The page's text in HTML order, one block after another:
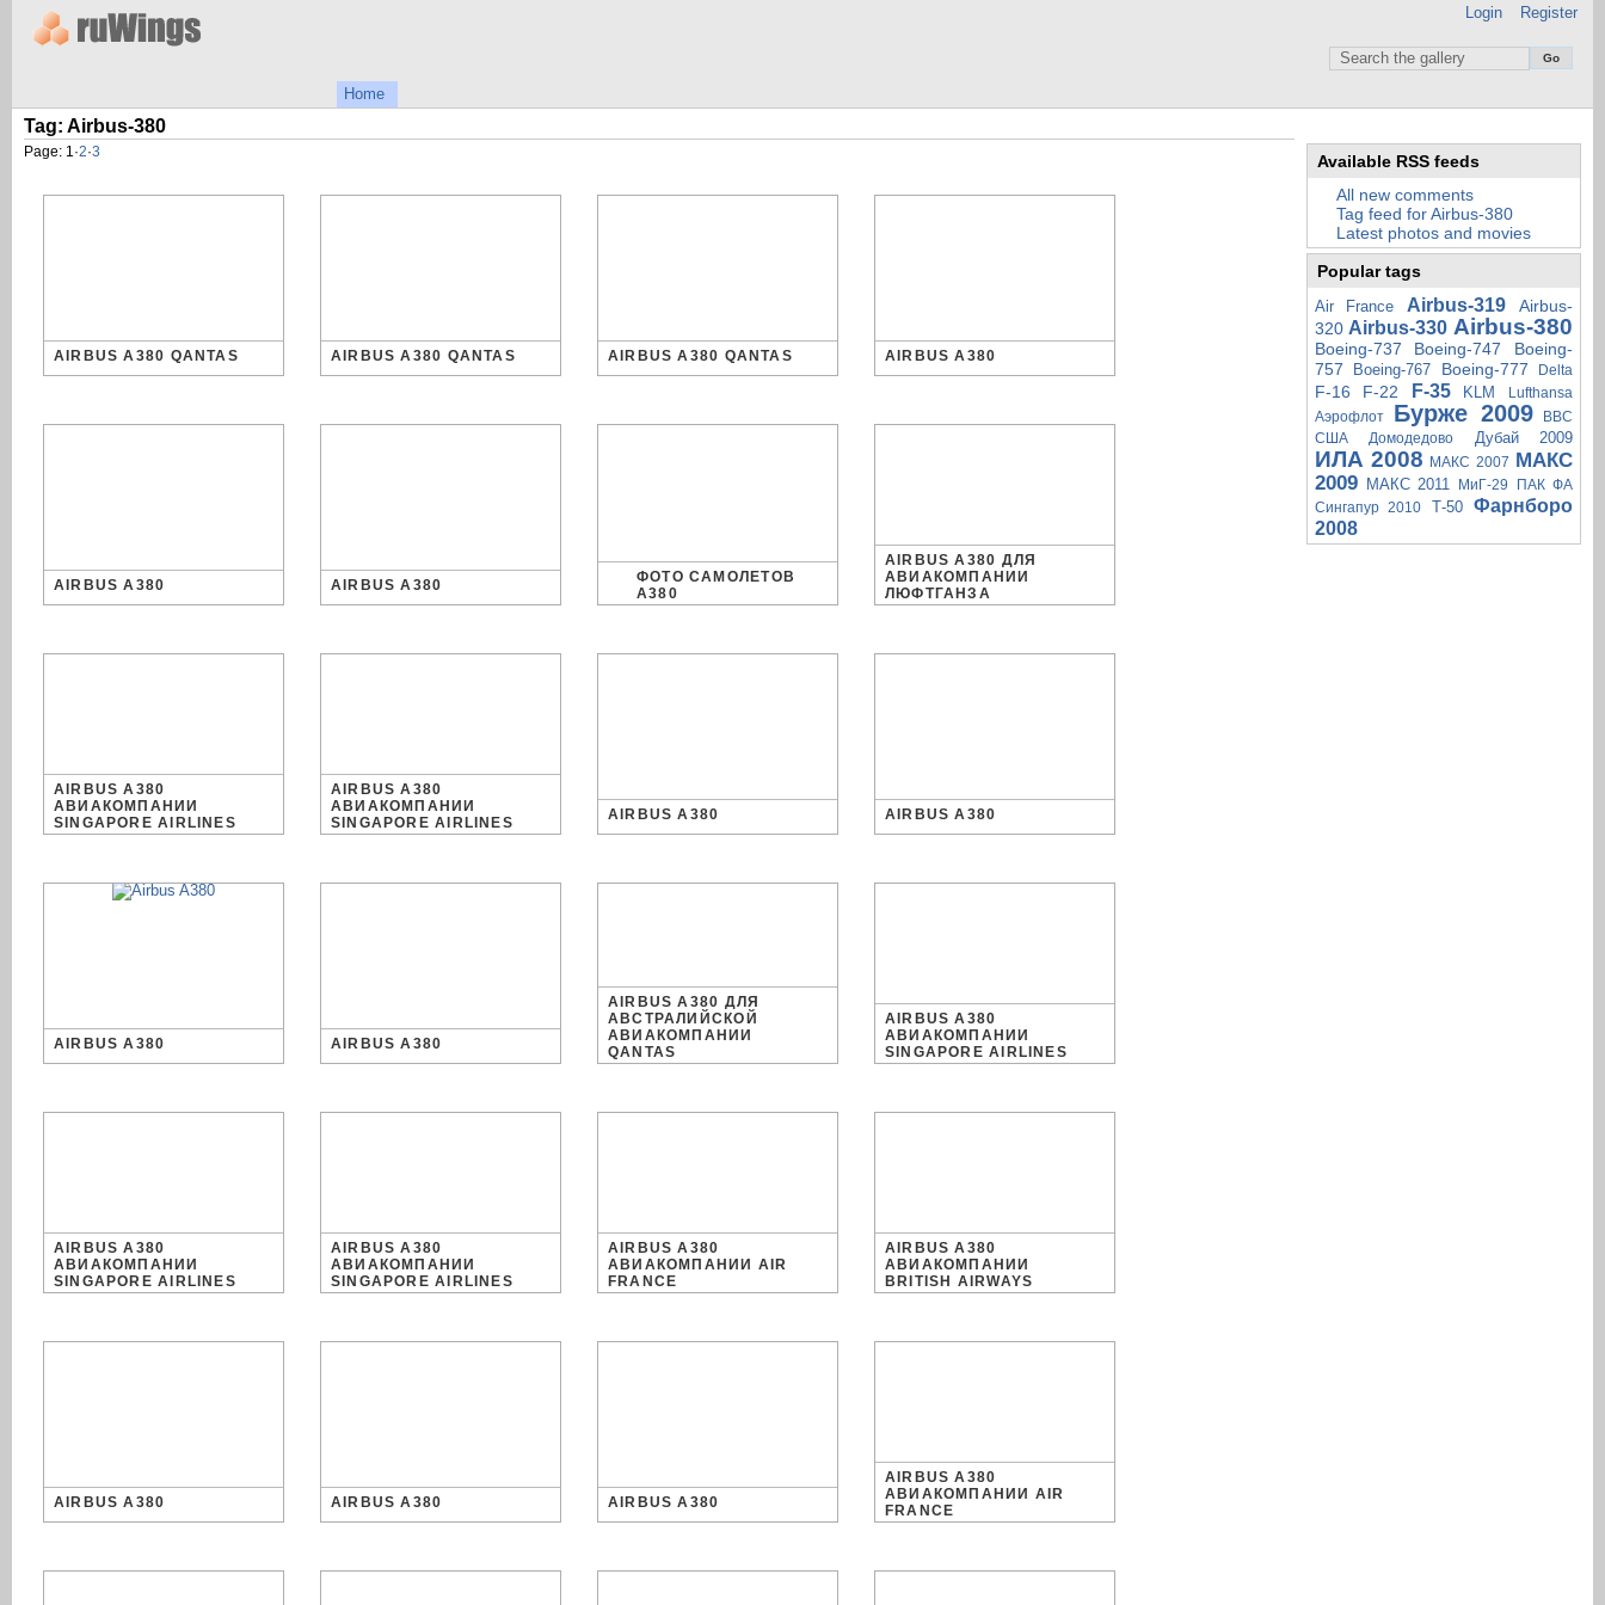
Home
Login Register
Available RSS feeds
All new comments
Tag feed for Airbus-380
Latest photos and movies
Popular tags
Air France Airbus-319
Airbus-
320 Airbus-330 Airbus-380
Boeing-737 Boeing-747
Boeing-
757
Boeing-767 Boeing-777 Delta
F-16 F-22 F-35 KLM
Lufthansa
Аэрофлот
Бурже 2009
ВВС
США
Домодедово Дубай 2009
ИЛА 2008 МАКС 2007 МАКС
2009
МАКС 2011 МиГ-29
ПАК ФА
Сингапур 2010
Т-50 Фарнборо
2008
Tag: Airbus-380
Page: 1 ·2·3
AIRBUS A380 QANTAS AIRBUS A380 QANTAS AIRBUS A380 QANTAS AIRBUS A380
AIRBUS A380 AIRBUS A380
ФОТО САМОЛЕТОВ
A380
AIRBUS A380 ДЛЯ
АВИАКОМПАНИИ
ЛЮФТГАНЗА
AIRBUS A380
АВИАКОМПАНИИ
SINGAPORE AIRLINES
AIRBUS A380
АВИАКОМПАНИИ
SINGAPORE AIRLINES
AIRBUS A380 AIRBUS A380
AIRBUS A380 AIRBUS A380
AIRBUS A380 ДЛЯ
АВСТРАЛИЙСКОЙ
АВИАКОМПАНИИ
QANTAS
AIRBUS A380
АВИАКОМПАНИИ
SINGAPORE AIRLINES
AIRBUS A380
АВИАКОМПАНИИ
SINGAPORE AIRLINES
AIRBUS A380
АВИАКОМПАНИИ
SINGAPORE AIRLINES
AIRBUS A380
АВИАКОМПАНИИ AIR
FRANCE
AIRBUS A380
АВИАКОМПАНИИ
BRITISH AIRWAYS
AIRBUS A380 AIRBUS A380 AIRBUS A380
AIRBUS A380
АВИАКОМПАНИИ AIR
FRANCE